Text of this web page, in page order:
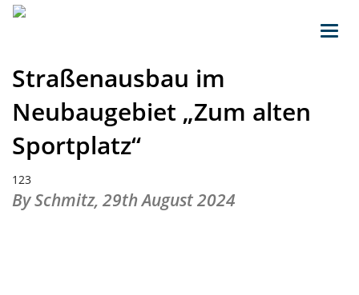
Straßenausbau im
Neubaugebiet „Zum alten
Sportplatz“
123
By Schmitz, 29th August 2024